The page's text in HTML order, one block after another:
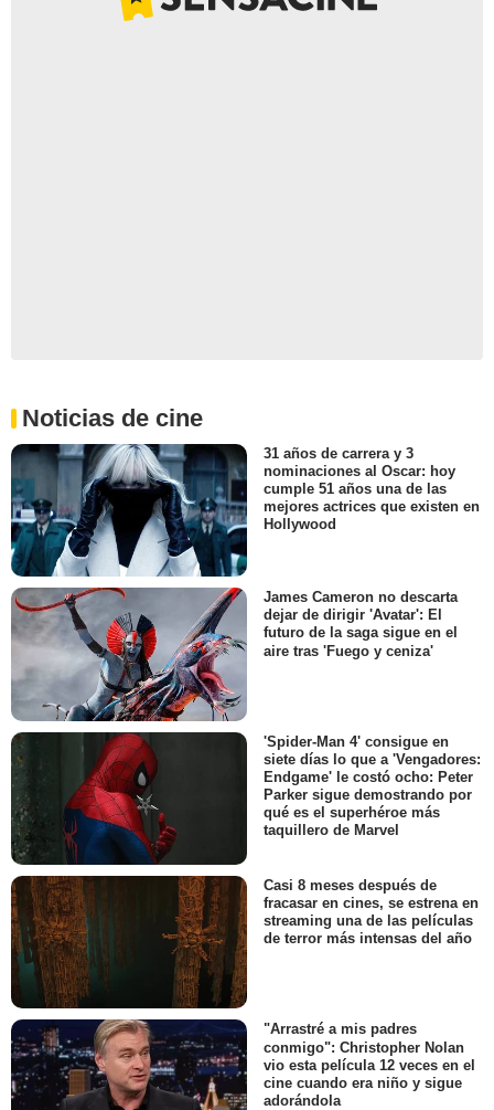
Noticias de cine
31 años de carrera y 3
nominaciones al Oscar: hoy
cumple 51 años una de las
mejores actrices que existen en
Hollywood
James Cameron no descarta
dejar de dirigir 'Avatar': El
futuro de la saga sigue en el
aire tras 'Fuego y ceniza'
'Spider-Man 4' consigue en
siete días lo que a 'Vengadores:
Endgame' le costó ocho: Peter
Parker sigue demostrando por
qué es el superhéroe más
taquillero de Marvel
Casi 8 meses después de
fracasar en cines, se estrena en
streaming una de las películas
de terror más intensas del año
"Arrastré a mis padres
conmigo": Christopher Nolan
vio esta película 12 veces en el
cine cuando era niño y sigue
adorándola